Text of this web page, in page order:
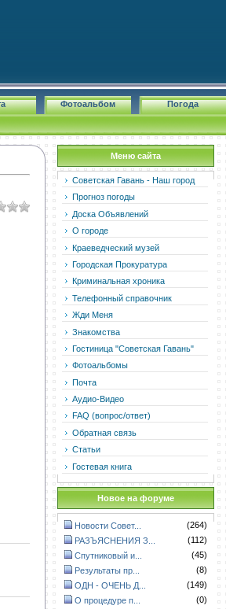
Погода
Фотоальбом
Меню сайта
Советская Гавань - Наш город
Прогноз погоды
Доска Объявлений
О городе
Краеведческий музей
Городская Прокуратура
Криминальная хроника
Телефонный справочник
Жди Меня
Знакомства
Гостиница "Советская Гавань"
Фотоальбомы
Почта
Аудио-Видео
FAQ (вопрос/ответ)
Обратная связь
Статьи
Гостевая книга
Новое на форуме
Новости Совет...
(264)
РАЗЪЯСНЕНИЯ З...
(112)
Спутниковый и...
(45)
Результаты пр...
(8)
ОДН - ОЧЕНЬ Д...
(149)
О процедуре п...
(0)